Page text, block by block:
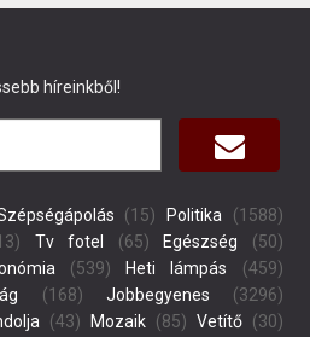
híreinkből!
(15) Politika (1588)
Tv fotel (65) Egészség (50)
(539) Heti lámpás (459)
(168) Jobbegyenes (3296)
(43) Mozaik(85) Vetítő(30)